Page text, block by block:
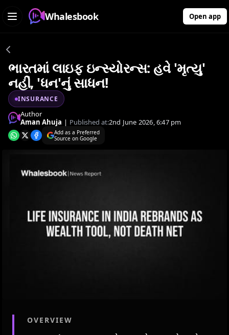
Whalesbook Open app
ભારતમાં લાઇફ ઇન્સ્યોરન્સ: હવે 'મૃત્યુ'
નહીં, 'ધન'નું સાધન!
INSURANCE
Author
Aman Ahuja | Published at:2nd June 2026, 6:47 pm
Add as a Preferred
Source on Google
OVERVIEW